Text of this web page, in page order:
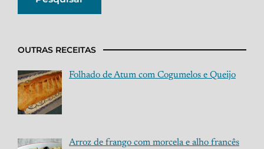
OUTRAS RECEITAS
Folhado de Atum com Cogumelos e Queijo
Arroz de frango com morcela e alho francês